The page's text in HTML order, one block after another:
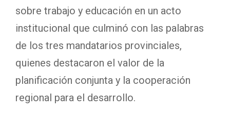
sobre trabajo y educación en un acto
institucional que culminó con las palabras
de los tres mandatarios provinciales,
quienes destacaron el valor de la
planificación conjunta y la cooperación
regional para el desarrollo.